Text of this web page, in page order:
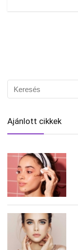
Ajánlott cikkek